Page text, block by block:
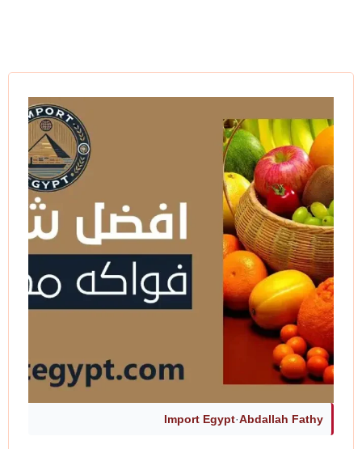
Abdallah Fathy
·
Import Egypt